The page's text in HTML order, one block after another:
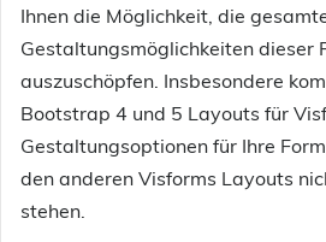
Ihnen die Möglichkeit, die
Gestaltungsmöglichkeiten dieser
auszuschöpfen. Insbesondere
Bootstrap 4 und 5 Layouts für
Gestaltungsoptionen für Ihre
den anderen Visforms Layouts
stehen.